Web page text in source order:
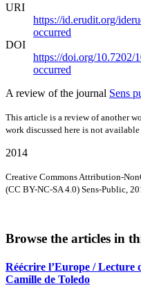
URI
https://id.erudit.org/
occurred
DOI
https://doi.org/10.7202/
occurred
A review of the journal Sens
This article is a review of another
work discussed here is not
2014
Creative Commons Attribution-
(CC BY-NC-SA 4.0) Sens-Public,
Browse the articles in
Réécrire l’Europe / Lecture
Camille de Toledo